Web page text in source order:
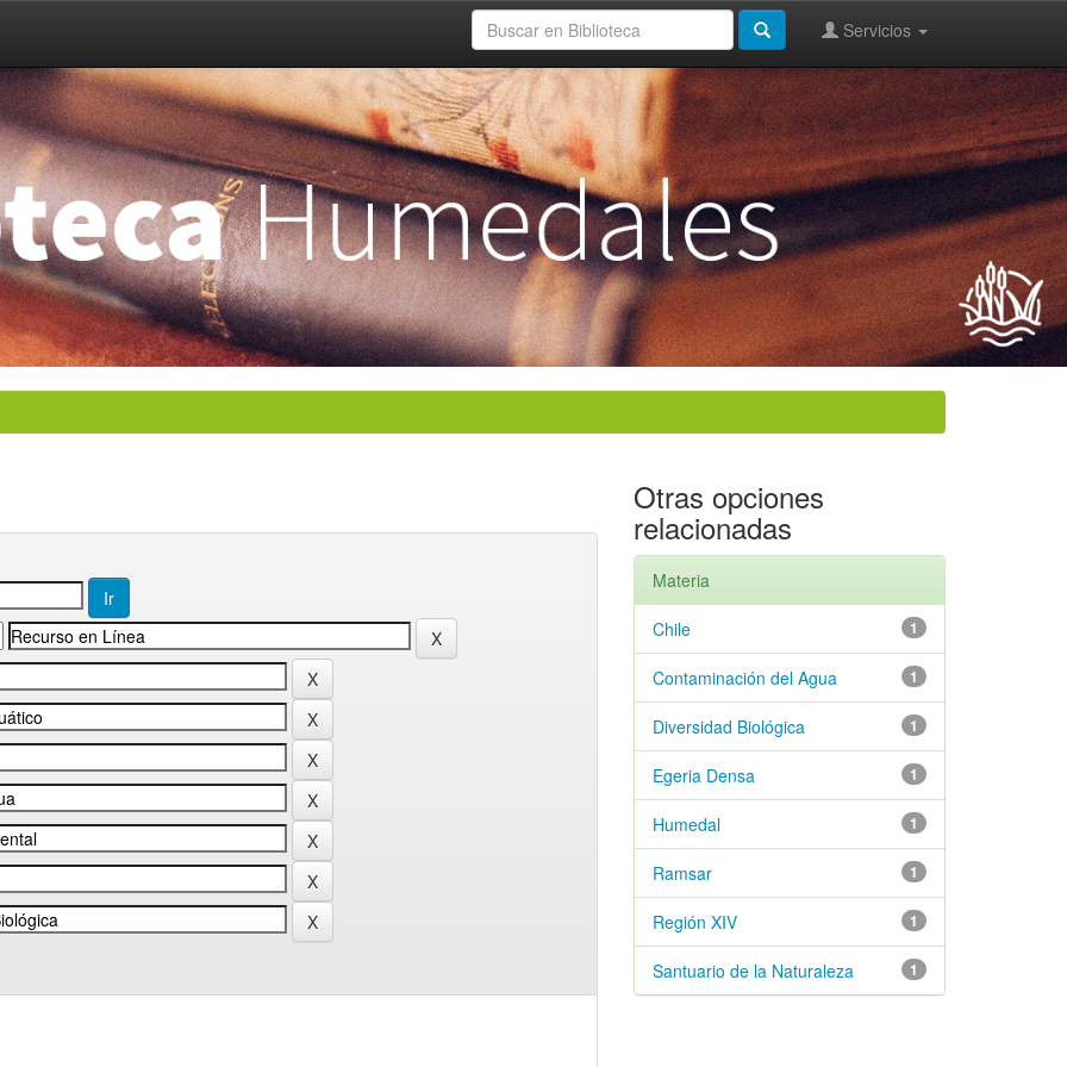
Servicios
Otras opciones
relacionadas
Materia
1
Chile
1
Contaminación del Agua
1
Diversidad Biológica
1
Egeria Densa
1
Humedal
1
Ramsar
1
Región XIV
1
Santuario de la Naturaleza